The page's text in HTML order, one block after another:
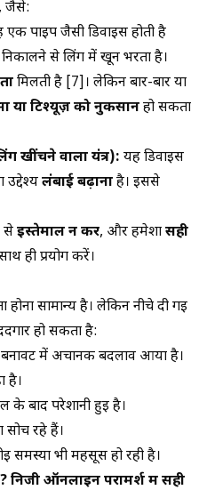
जैसे:
एक पाइप जैसी डिवाइस होती है
से लिंग में खून भरता है।
मिलती है [7]। लेकिन बार-बार या
या टिश्यूज़ को नुकसानहो सकता
खींचने वाला यंत्र): यह डिवाइस
लंबाई बढ़ानाहै। इससे
सेइस्तेमाल न करें, और हमेशासही
ही प्रयोग करें।
सामान्य है। लेकिन नीचे दी गई
हो सकता है:
में अचानक बदलाव आया है।
है।
के बाद परेशानी हुई है।
रहे हैं।
भी महसूस हो रही है।
ऑनलाइन परामर्श में सही